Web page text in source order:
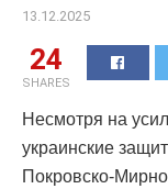
13.12.2025
24
SHARES
Несмотря на
украинские
Покровско-